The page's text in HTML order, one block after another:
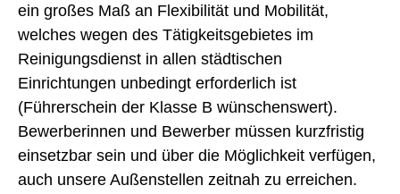
ein großes Maß an Flexibilität und Mobilität,
welches wegen des Tätigkeitsgebietes im
Reinigungs­dienst in allen städtischen
Einrichtungen unbedingt erforderlich ist
(Führerschein der Klasse B wünschenswert).
Bewerberinnen und Bewer­ber müssen kurzfristig
einsetzbar sein und über die Möglichkeit verfügen,
auch unsere Außen­stellen zeitnah zu erreichen.